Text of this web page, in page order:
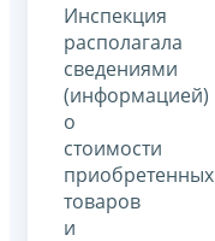
Инспекция
располагала
сведениями
(информацией)
о
стоимости
приобретенных
товаров
и